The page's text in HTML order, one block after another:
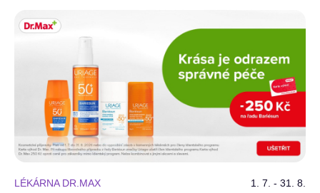
LÉKÁRNA DR.MAX 1. 7. - 31. 8.